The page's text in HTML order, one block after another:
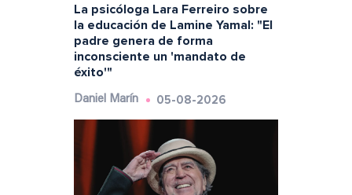
La psicóloga Lara Ferreiro sobre
la educación de Lamine Yamal: "El
padre genera de forma
inconsciente un 'mandato de
éxito'"
Daniel Marín 05-08-2026